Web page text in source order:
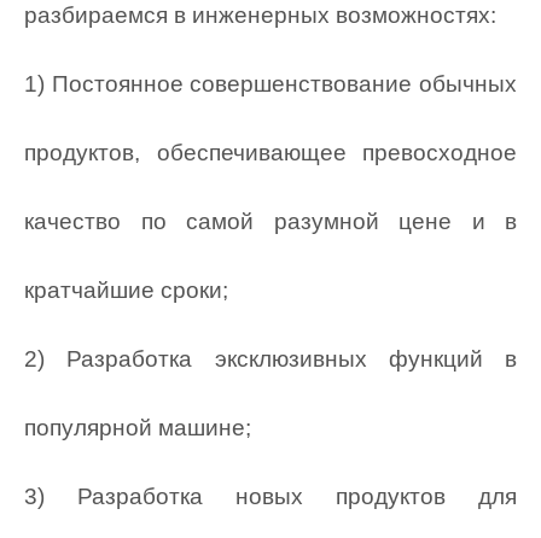
разбираемся в инженерных возможностях:
1) Постоянное совершенствование обычных
продуктов, обеспечивающее превосходное
качество по самой разумной цене и в
кратчайшие сроки;
2) Разработка эксклюзивных функций в
популярной машине;
3) Разработка новых продуктов для